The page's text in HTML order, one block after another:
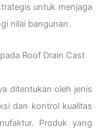
untuk menjaga
nilai bangunan.
Roof Drain Cast
ditentukan oleh jenis
dan kontrol kualitas
Produk yang